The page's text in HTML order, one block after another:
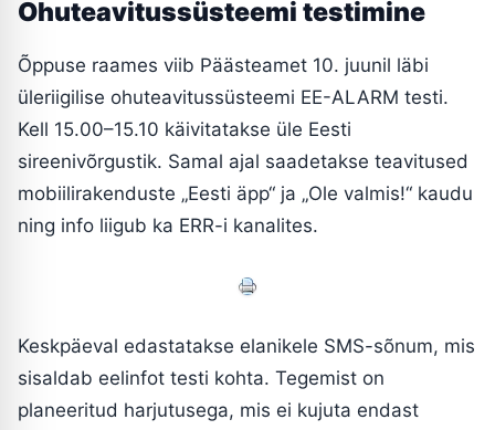
Ohuteavitussüsteemi testimine
Õppuse raames viib Päästeamet 10. juunil läbi
üleriigilise ohuteavitussüsteemi EE-ALARM testi.
Kell 15.00–15.10 käivitatakse üle Eesti
sireenivõrgustik. Samal ajal saadetakse teavitused
mobiilirakenduste „Eesti äpp“ ja „Ole valmis!“ kaudu
ning info liigub ka ERR-i kanalites.
Keskpäeval edastatakse elanikele SMS-sõnum, mis
sisaldab eelinfot testi kohta. Tegemist on
planeeritud harjutusega, mis ei kujuta endast